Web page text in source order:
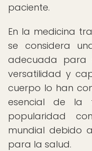
paciente.
En la medicina
se considera
adecuada para
versatilidad y
cuerpo lo han
esencial de la
popularidad
mundial debido
para la salud.